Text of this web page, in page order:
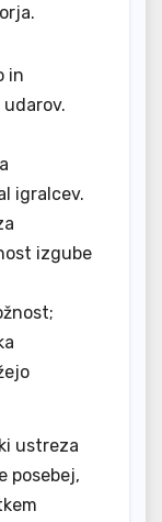
in
igralcev.
izgube
ustreza
posebej,